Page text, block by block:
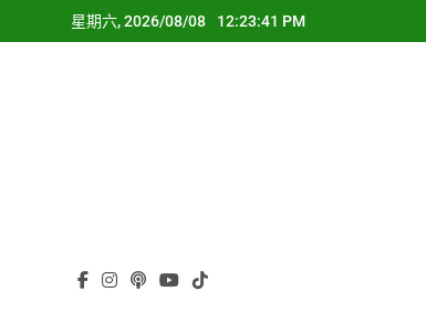
to
星期六, 2026/08/08 12:23:42 PM